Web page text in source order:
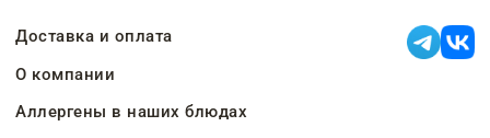
Доставка и оплата
О компании
Аллергены в наших блюдах